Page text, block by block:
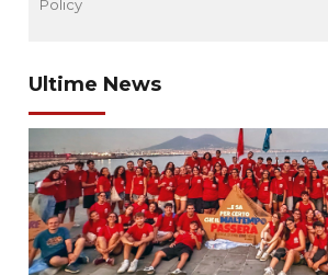
Policy
Ultime News